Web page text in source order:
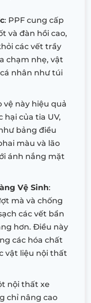
: PPF cung cấp
và đàn hồi cao,
các vết trầy
chạm nhẹ, vật
nhân như túi
vệ này hiệu quả
của tia UV,
bảng điều
màu và lão
ánh nắng mặt
Vệ Sinh:
mà và chống
các vết bẩn
hơn. Điều này
các hóa chất
vật liệu nội thất
nội thất xe
chỉ nâng cao